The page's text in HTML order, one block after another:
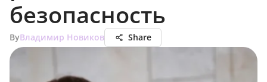
безопасность
ByВладимир Новиков Share